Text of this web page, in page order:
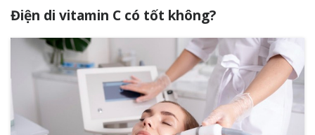
Điện di vitamin C có tốt không?